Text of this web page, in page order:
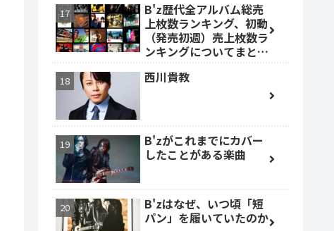
B'z歴代全アルバム総売
上枚数ランキング、初動
（発売初週）売上枚数ラ
ンキングについてまとめ
西川貴教
B'zがこれまでにカバー
したことがある楽曲
B'zはなぜ、いつ頃「短
パン」を履いていたのか